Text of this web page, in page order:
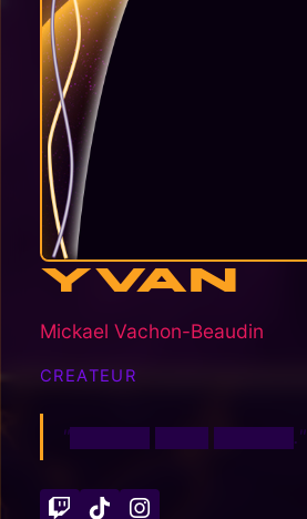
Yvan
Mickael Vachon-Beaudin
CREATEUR
"██████ ████ ██████."